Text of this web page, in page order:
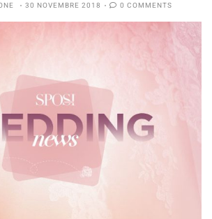
30 NOVEMBRE 2018 0 COMMENTS